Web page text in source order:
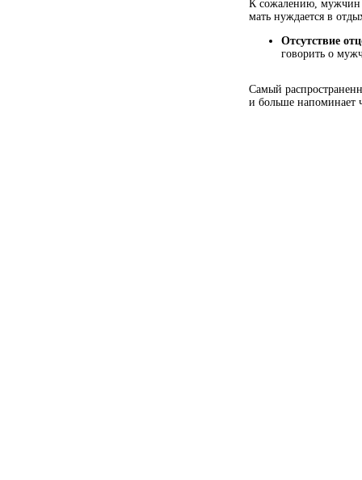
К сожалению, мужчин
мать нуждается в
Отсутствие
говорить о
Самый
и больше напоминает